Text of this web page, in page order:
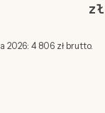
zł
2026: 4 806 zł brutto.